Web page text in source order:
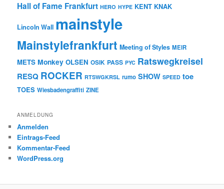
Hall of Fame Frankfurt HERO HYPE KENT KNAK
Lincoln Wall mainstyle
Mainstylefrankfurt Meeting of Styles MEIR
METS Monkey OLSEN OSIK PASS PYC Ratswegkreisel
RESQ ROCKER RTSWGKRSL rumo SHOW SPEED toe
TOES Wiesbadengraffiti ZINE
ANMELDUNG
Anmelden
Eintrags-Feed
Kommentar-Feed
WordPress.org